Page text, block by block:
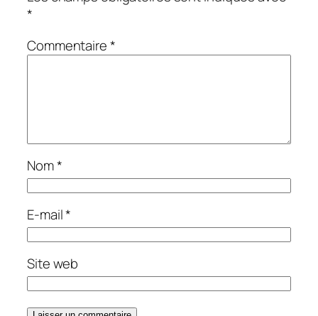
*
Commentaire*
Nom*
E-mail*
Site web